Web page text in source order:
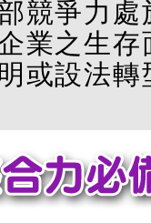
競爭力
業之生
或設法